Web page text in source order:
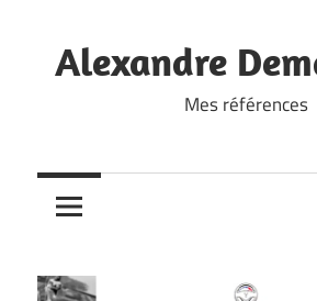
content
Alexandre
Mes références